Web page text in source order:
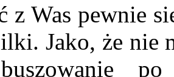
z Was pewnie
Jako, że nie